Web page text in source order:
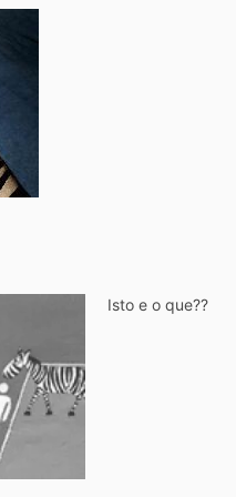
Isto e o que??